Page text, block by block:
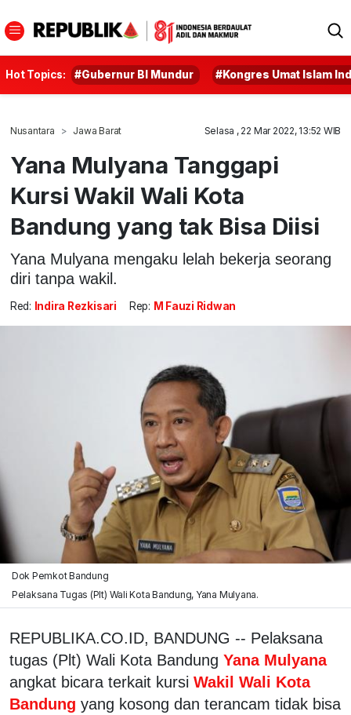
Hot Topics: #Gubernur BI Mundur #Kongres Umat Islam
Nusantara Jawa Barat Selasa , 22 Mar 2022, 13:52 WIB
Yana Mulyana Tanggapi
Kursi Wakil Wali Kota
Bandung yang tak Bisa Diisi
Yana Mulyana mengaku lelah bekerja seorang
diri tanpa wakil.
Red: Indira Rezkisari Rep: M Fauzi Ridwan
Dok Pemkot Bandung
Pelaksana Tugas (Plt) Wali Kota Bandung, Yana Mulyana.
REPUBLIKA.CO.ID, BANDUNG -- Pelaksana
tugas (Plt) Wali Kota Bandung Yana Mulyana
angkat bicara terkait kursi Wakil Wali Kota
Bandung yang kosong dan terancam tidak bisa